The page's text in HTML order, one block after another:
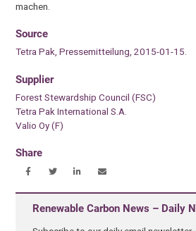
machen.
Source
Tetra Pak, Pressemitteilung, 2015-01-15.
Supplier
Forest Stewardship Council (FSC)
Tetra Pak International S.A.
Valio Oy (F)
Share
Renewable Carbon News – Daily